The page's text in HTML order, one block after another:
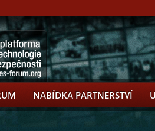
NABÍDKA PARTNERSTVÍ